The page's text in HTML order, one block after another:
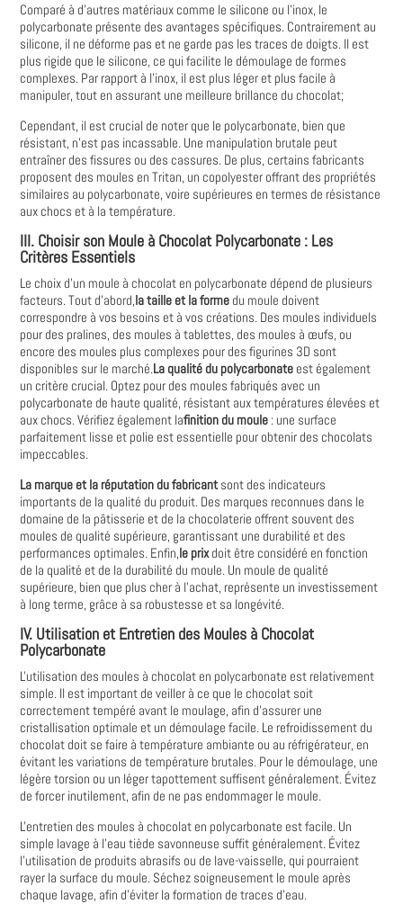
Comparé à d'autres matériaux comme le silicone ou l'inox, le
polycarbonate présente des avantages spécifiques. Contrairement au
silicone, il ne déforme pas et ne garde pas les traces de doigts. Il est
plus rigide que le silicone, ce qui facilite le démoulage de formes
complexes. Par rapport à l'inox, il est plus léger et plus facile à
manipuler, tout en assurant une meilleure brillance du chocolat;
Cependant, il est crucial de noter que le polycarbonate, bien que
résistant, n'est pas incassable. Une manipulation brutale peut
entraîner des fissures ou des cassures. De plus, certains fabricants
proposent des moules en Tritan, un copolyester offrant des propriétés
similaires au polycarbonate, voire supérieures en termes de résistance
aux chocs et à la température.
III. Choisir son Moule à Chocolat Polycarbonate : Les
Critères Essentiels
Le choix d'un moule à chocolat en polycarbonate dépend de plusieurs
facteurs. Tout d'abord,la taille et la forme du moule doivent
correspondre à vos besoins et à vos créations. Des moules individuels
pour des pralines, des moules à tablettes, des moules à œufs, ou
encore des moules plus complexes pour des figurines 3D sont
disponibles sur le marché.La qualité du polycarbonate est également
un critère crucial. Optez pour des moules fabriqués avec un
polycarbonate de haute qualité, résistant aux températures élevées et
aux chocs. Vérifiez également lafinition du moule : une surface
parfaitement lisse et polie est essentielle pour obtenir des chocolats
impeccables.
La marque et la réputation du fabricant sont des indicateurs
importants de la qualité du produit. Des marques reconnues dans le
domaine de la pâtisserie et de la chocolaterie offrent souvent des
moules de qualité supérieure, garantissant une durabilité et des
performances optimales. Enfin,le prixdoit être considéré en fonction
de la qualité et de la durabilité du moule. Un moule de qualité
supérieure, bien que plus cher à l'achat, représente un investissement
à long terme, grâce à sa robustesse et sa longévité.
IV. Utilisation et Entretien des Moules à Chocolat
Polycarbonate
L'utilisation des moules à chocolat en polycarbonate est relativement
simple. Il est important de veiller à ce que le chocolat soit
correctement tempéré avant le moulage, afin d'assurer une
cristallisation optimale et un démoulage facile. Le refroidissement du
chocolat doit se faire à température ambiante ou au réfrigérateur, en
évitant les variations de température brutales. Pour le démoulage, une
légère torsion ou un léger tapottement suffisent généralement. Évitez
de forcer inutilement, afin de ne pas endommager le moule.
L'entretien des moules à chocolat en polycarbonate est facile. Un
simple lavage à l'eau tiède savonneuse suffit généralement. Évitez
l'utilisation de produits abrasifs ou de lave-vaisselle, qui pourraient
rayer la surface du moule. Séchez soigneusement le moule après
chaque lavage, afin d'éviter la formation de traces d'eau.